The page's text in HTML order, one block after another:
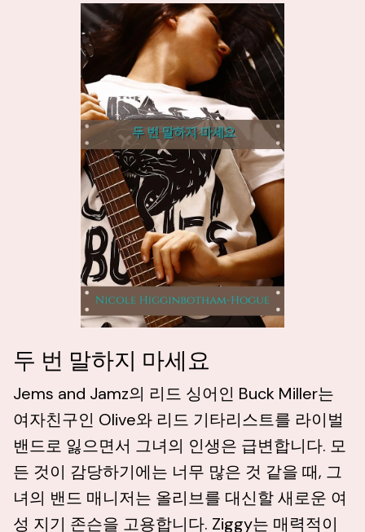
두 번 말하지 마세요
Jems and Jamz의 리드 싱어인 Buck Miller는
여자친구인 Olive와 리드 기타리스트를 라이벌
밴드로 잃으면서 그녀의 인생은 급변합니다. 모
든 것이 감당하기에는 너무 많은 것 같을 때, 그
녀의 밴드 매니저는 올리브를 대신할 새로운 여
성 지기 존슨을 고용합니다. Ziggy는 매력적이